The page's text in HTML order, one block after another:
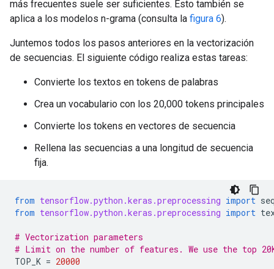
más frecuentes suele ser suficientes. Esto también se
aplica a los modelos n-grama (consulta la figura 6).
Juntemos todos los pasos anteriores en la vectorización
de secuencias. El siguiente código realiza estas tareas:
Convierte los textos en tokens de palabras
Crea un vocabulario con los 20,000 tokens principales
Convierte los tokens en vectores de secuencia
Rellena las secuencias a una longitud de secuencia
fija.
from tensorflow.python.keras.preprocessing import
from tensorflow.python.keras.preprocessing import
# Vectorization parameters
# Limit on the number of features. We use the top
TOP_K = 20000